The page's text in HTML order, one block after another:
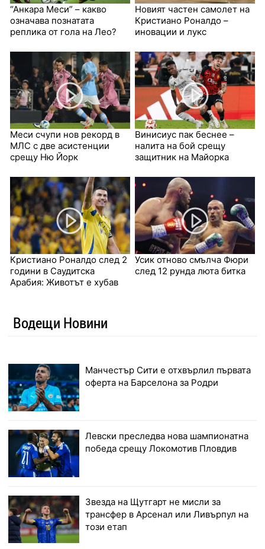
“Анкара Меси” – какво
означава познатата
реплика от гола на Лео?
Новият частен самолет на
Кристиано Роналдо –
иновации и лукс
Меси счупи нов рекорд в
МЛС с две асистенции
срещу Ню Йорк
Винисиус пак беснее –
налита на бой срещу
защитник на Майорка
Кристиано Роналдо след 2
години в Саудитска
Арабия: Животът е хубав
Усик отново смълча Фюри
след 12 рунда люта битка
Водещи Новини
Манчестър Сити е отхвърлил първата
оферта на Барселона за Родри
Левски преследва нова шампионатна
победа срещу Локомотив Пловдив
Звезда на Щутгарт не мисли за
трансфер в Арсенал или Ливърпул на
този етап